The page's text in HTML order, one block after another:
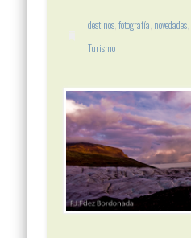
destinos ,fotografía novedades
Turismo